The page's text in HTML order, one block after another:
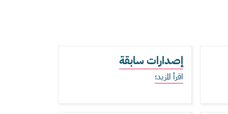
إصدارات سابقة
اقرأ المزيد؛